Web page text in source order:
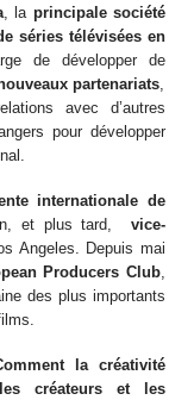
, la principale société
séries télévisées en
de développer de
partenariats,
avec d’autres
pour développer
internationale de
et plus tard, vice-
Angeles. Depuis mai
Producers Club,
des plus importants
la créativité
créateurs et les